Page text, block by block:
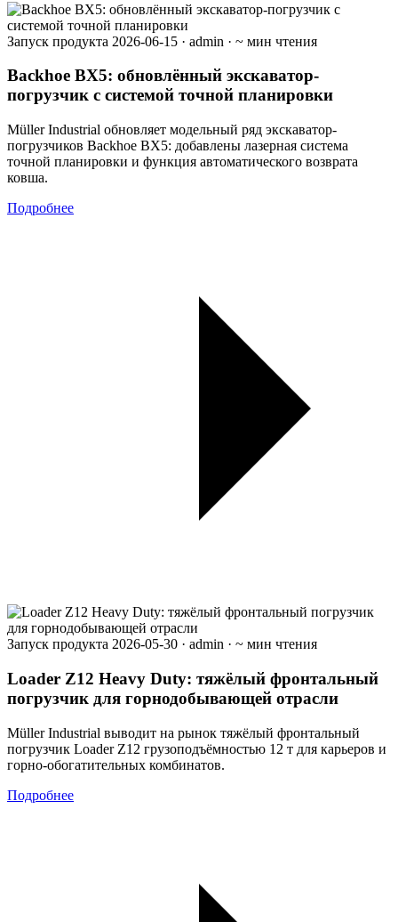
Запуск продукта 2026-06-15 · admin · ~ мин чтения
Backhoe BX5: обновлённый экскаватор-
погрузчик с системой точной планировки
Müller Industrial обновляет модельный ряд экскаватор-
погрузчиков Backhoe BX5: добавлены лазерная система
точной планировки и функция автоматического возврата
ковша.
Подробнее
Запуск продукта 2026-05-30 · admin · ~ мин чтения
Loader Z12 Heavy Duty: тяжёлый фронтальный
погрузчик для горнодобывающей отрасли
Müller Industrial выводит на рынок тяжёлый фронтальный
погрузчик Loader Z12 грузоподъёмностью 12 т для карьеров и
горно-обогатительных комбинатов.
Подробнее